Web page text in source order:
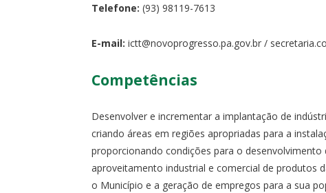
Telefone: (93) 98119-7613
E-mail: ictt@novoprogresso.pa.gov.br /
Competências
Desenvolver e incrementar a implantação de
criando áreas em regiões apropriadas para a
proporcionando condições para o
aproveitamento industrial e comercial de produtos
o Município e a geração de empregos para a sua